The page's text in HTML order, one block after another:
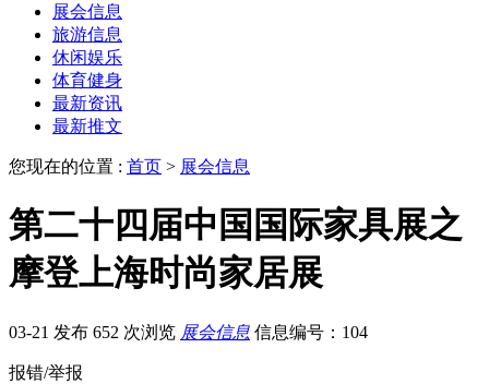
展会信息
旅游信息
休闲娱乐
体育健身
最新资讯
最新推文
您现在的位置 : 首页 > 展会信息
第二十四届中国国际家具展之
摩登上海时尚家居展
03-21 发布 652 次浏览 展会信息 信息编号：104
报错/举报